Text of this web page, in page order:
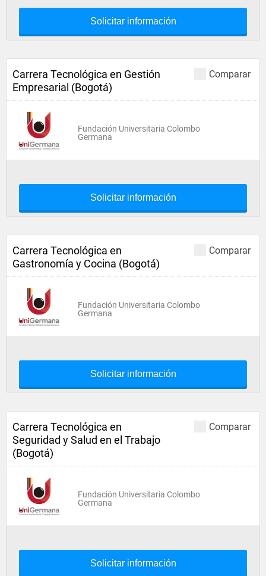
Solicitar información
Comparar
Carrera Tecnológica en Gestión
Empresarial (Bogotá)
Fundación Universitaria Colombo
Germana
Solicitar información
Comparar
Carrera Tecnológica en
Gastronomía y Cocina (Bogotá)
Fundación Universitaria Colombo
Germana
Solicitar información
Comparar
Carrera Tecnológica en
Seguridad y Salud en el Trabajo
(Bogotá)
Fundación Universitaria Colombo
Germana
Solicitar información